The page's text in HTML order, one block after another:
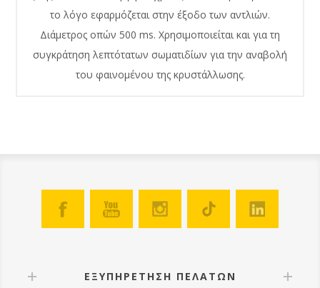
το λόγο εφαρμόζεται στην έξοδο των αντλιών.
Διάμετρος οπών 500 ms. Χρησιμοποιείται και για τη
συγκράτηση λεπτότατων σωματιδίων για την αναβολή
του φαινομένου της κρυστάλλωσης.
ΕΞΥΠΗΡΕΤΗΣΗ ΠΕΛΑΤΩΝ